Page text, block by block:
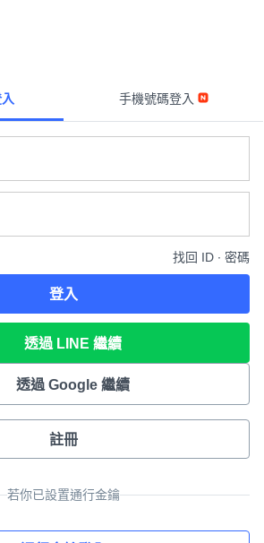
手機號碼登入
找回 ID ∙ 密碼
登入
透過 LINE 繼續
透過 Google 繼續
註冊
若你已設置通行金鑰